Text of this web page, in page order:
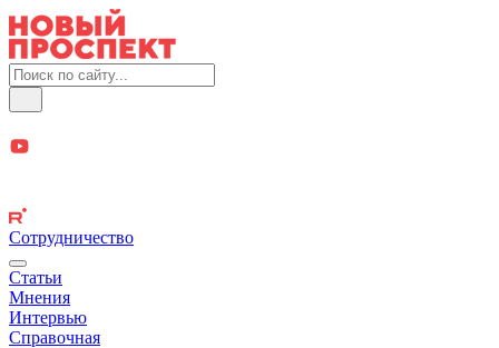
Сотрудничество
Статьи
Мнения
Интервью
Справочная